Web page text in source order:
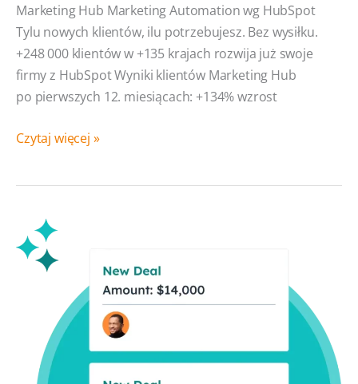
Marketing Hub Marketing Automation wg HubSpot
Tylu nowych klientów, ilu potrzebujesz. Bez wysiłku.
+248 000 klientów w +135 krajach rozwija już swoje
firmy z HubSpot Wyniki klientów Marketing Hub
po pierwszych 12. miesiącach: +134% wzrost
Marketing
Czytaj więcej »